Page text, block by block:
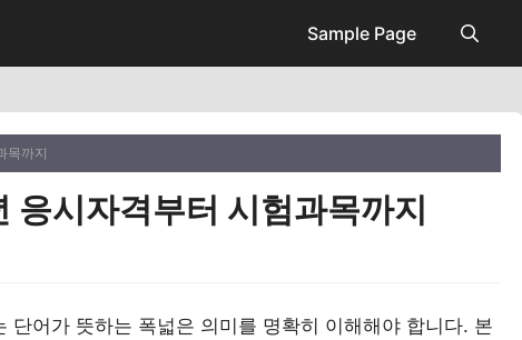
Sample Page
목까지
시자격부터 시험과목까지
단어가 뜻하는 폭넓은 의미를 명확히 이해해야 합니다. 본